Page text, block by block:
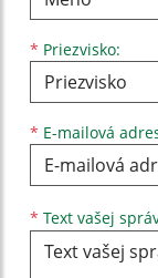
* Priezvisko:
* E-mailová
* Text vašej